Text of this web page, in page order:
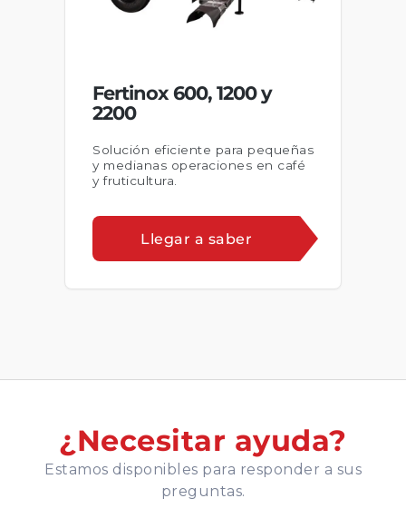
Fertinox 600, 1200 y
2200
Solución eficiente para pequeñas
y medianas operaciones en café
y fruticultura.
Llegar a saber
¿Necesitar ayuda?
Estamos disponibles para responder a sus
preguntas.